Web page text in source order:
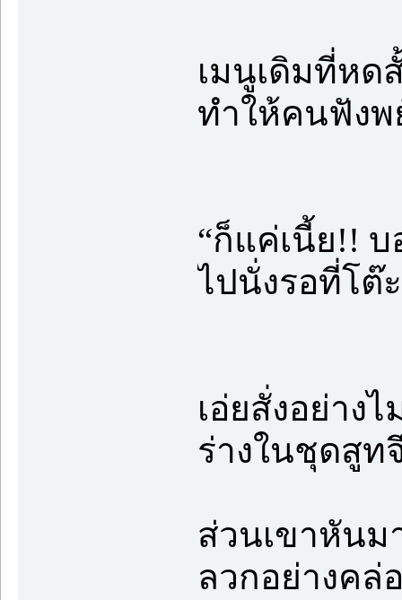
เมนูเดิมที่หด
ทำให้คนฟังพ
“ก็แค่เนี้ย!!
ไปนั่งรอที่โต๊
เอ่ยสั่งอย่าง
ร่างในชุดสูท
ส่วนเขาหันม
ลวกอย่างคล่